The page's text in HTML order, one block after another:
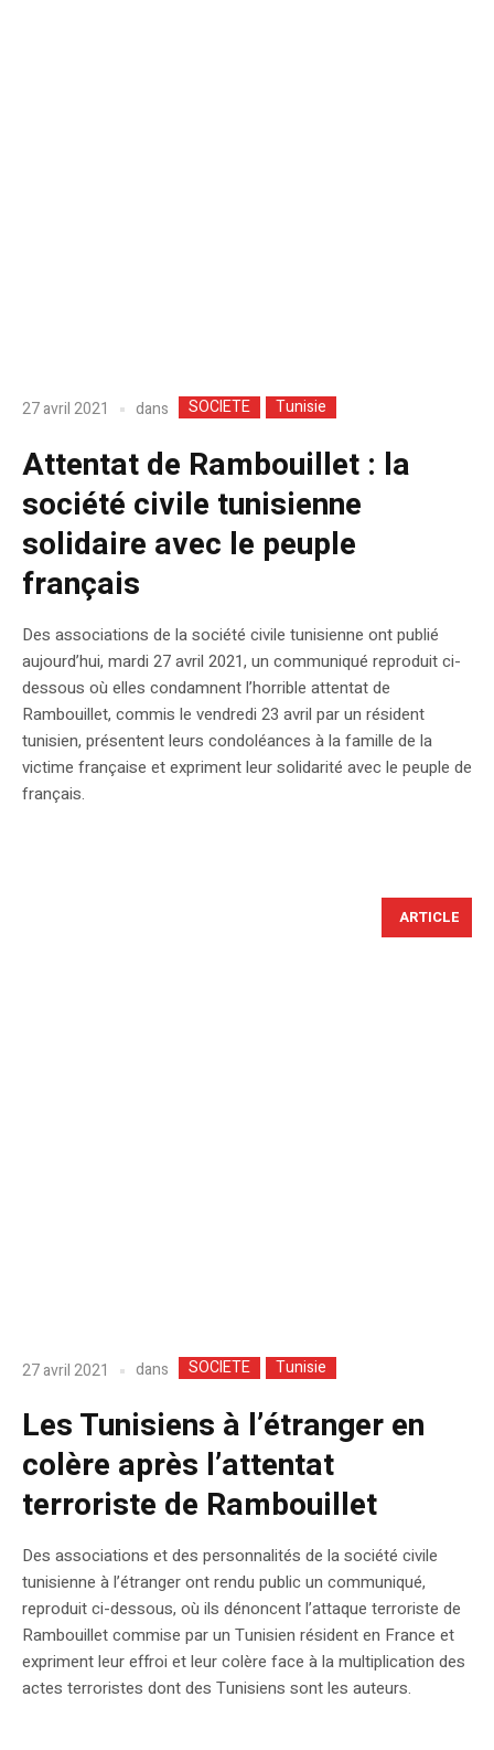
27 avril 2021 dans SOCIETE Tunisie
Attentat de Rambouillet : la
société civile tunisienne
solidaire avec le peuple
français
Des associations de la société civile tunisienne ont publié
aujourd’hui, mardi 27 avril 2021, un communiqué reproduit ci-
dessous où elles condamnent l’horrible attentat de
Rambouillet, commis le vendredi 23 avril par un résident
tunisien, présentent leurs condoléances à la famille de la
victime française et expriment leur solidarité avec le peuple de
français.
ARTICLE
27 avril 2021 dans SOCIETE Tunisie
Les Tunisiens à l’étranger en
colère après l’attentat
terroriste de Rambouillet
Des associations et des personnalités de la société civile
tunisienne à l’étranger ont rendu public un communiqué,
reproduit ci-dessous, où ils dénoncent l’attaque terroriste de
Rambouillet commise par un Tunisien résident en France et
expriment leur effroi et leur colère face à la multiplication des
actes terroristes dont des Tunisiens sont les auteurs.